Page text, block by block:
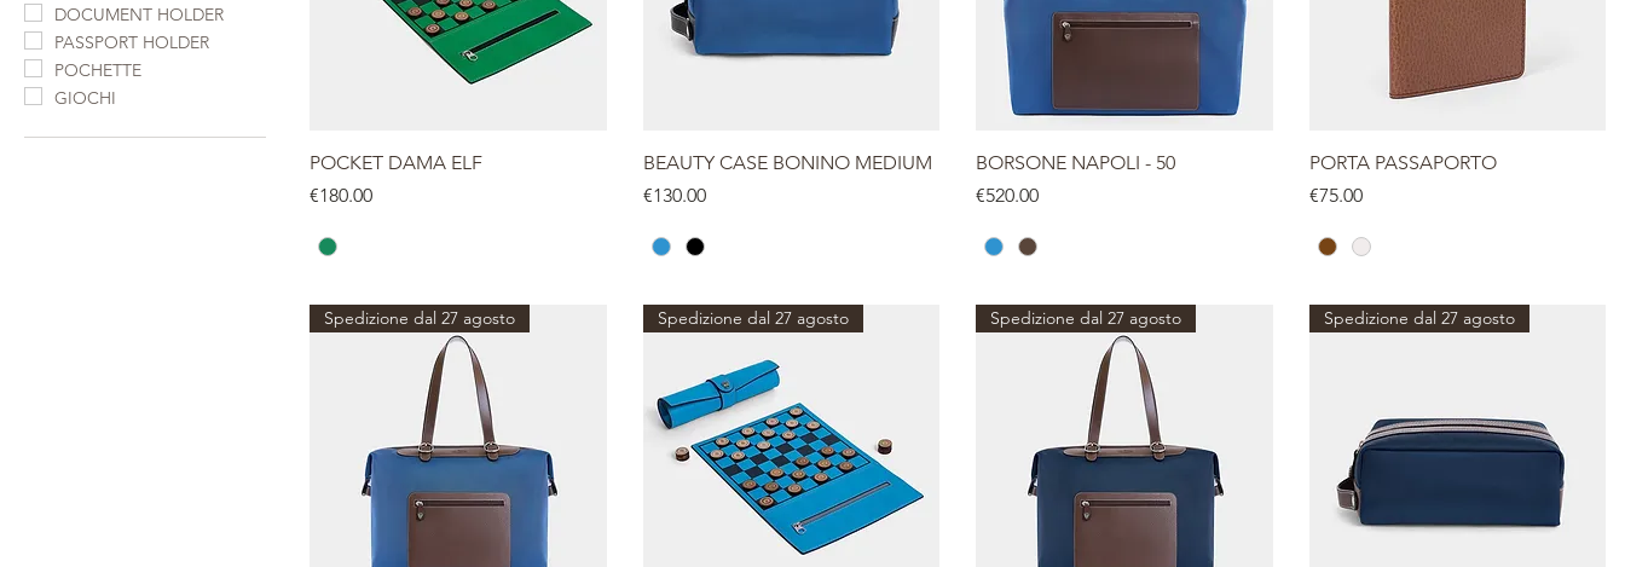
DOCUMENT HOLDER
PASSPORT HOLDER
POCHETTE
GIOCHI
POCKET DAMA ELF
Price
€180.00
BEAUTY CASE BONINO MEDIUM
Price
€130.00
BORSONE NAPOLI - 50
Price
€520.00
PORTA PASSAPORTO
Price
€75.00
Spedizione dal 27 agosto Spedizione dal 27 agosto Spedizione dal 27 agosto Spedizione dal 27 agosto